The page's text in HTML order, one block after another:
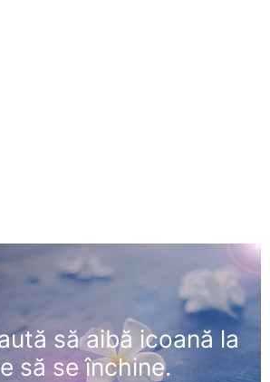
să aibă icoană la
să se închine.